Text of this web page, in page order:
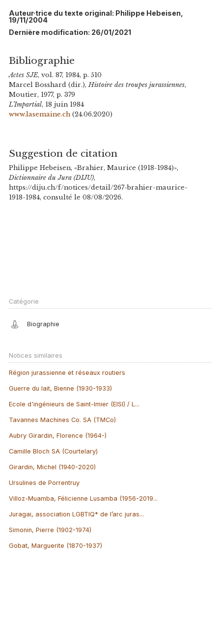
Auteur·trice du texte original: Philippe Hebeisen,
19/11/2004
Dernière modification: 26/01/2021
Bibliographie
Actes SJE, vol. 87, 1984, p. 510
Marcel Bosshard (dir.), Histoire des troupes jurassiennes,
Moutier, 1977, p. 379
L’Impartial, 18 juin 1984
www.lasemaine.ch(24.06.2020)
Suggestion de citation
Philippe Hebeisen, «Brahier, Maurice (1918-1984)»,
Dictionnaire du Jura (DIJU),
https://diju.ch/f/notices/detail/267-brahier-maurice-
1918-1984, consulté le 08/08/2026.
Catégorie
Biographie
Notices similaires
Région jurassienne et réseaux routiers
Guerre du lait, Bienne (1930-1933)
Ecole d'ingénieurs de Saint-Imier (EISI) / L...
Tavannes Machines Co. SA (TMCo)
Aubry Girardin, Florence (1964-)
Camille Bloch SA (Courtelary)
Girardin, Michel (1940-2020)
Ursulines de Porrentruy
Villoz-Muamba, Félicienne Lusamba (1956-2019...
Juragai, association LGBTIQ* de l’arc juras...
Simonin, Pierre (1902-1974)
Gobat, Marguerite (1870-1937)